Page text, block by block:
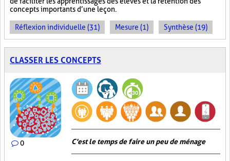
concepts importants d’une leçon.
Réflexion individuelle (31) Mesure (1) Synthèse (19)
CLASSER LES CONCEPTS
0 C'est le temps de faire un peu de ménage